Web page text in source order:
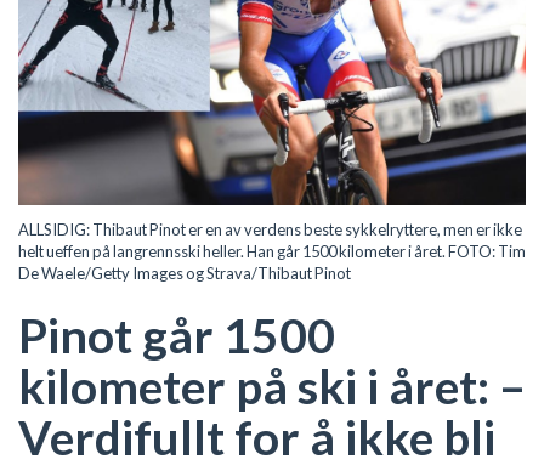
ALLSIDIG: Thibaut Pinot er en av verdens beste sykkelryttere, men er ikke
helt ueffen på langrennsski heller. Han går 1500 kilometer i året. FOTO: Tim
De Waele/Getty Images og Strava/Thibaut Pinot
Pinot går 1500
kilometer på ski i året: –
Verdifullt for å ikke bli